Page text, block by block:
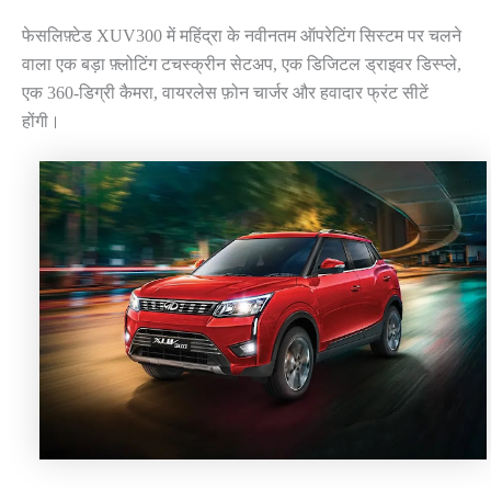
फेसलिफ़्टेड XUV300 में महिंद्रा के नवीनतम ऑपरेटिंग सिस्टम पर चलने
वाला एक बड़ा फ़्लोटिंग टचस्क्रीन सेटअप, एक डिजिटल ड्राइवर डिस्प्ले,
एक 360-डिग्री कैमरा, वायरलेस फ़ोन चार्जर और हवादार फ्रंट सीटें
होंगी।